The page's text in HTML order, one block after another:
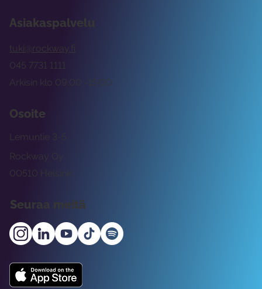
Asiakaspalvelu
tuki@rockway.fi
Arkisin klo 09:00 -15:00
045 7731 1111
Osoite
Rockway Oy
Lemuntie 3-5
00510 Helsinki
Seuraa meitä